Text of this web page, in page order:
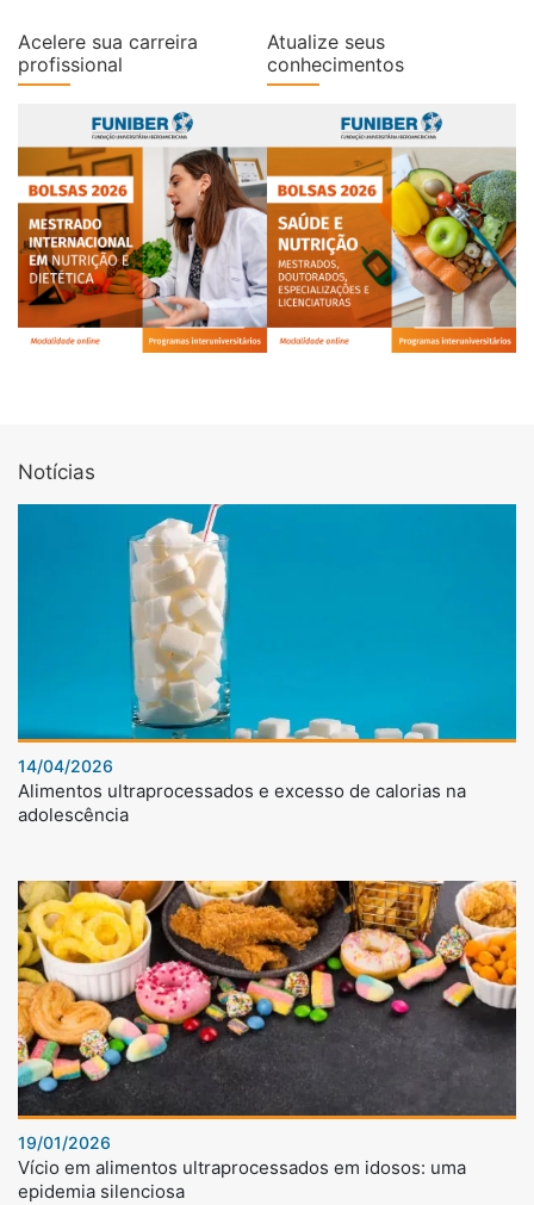
Acelere sua carreira
profissional
Atualize seus
conhecimentos
Notícias
14/04/2026
Alimentos ultraprocessados e excesso de calorias na
adolescência
19/01/2026
Vício em alimentos ultraprocessados em idosos: uma
epidemia silenciosa